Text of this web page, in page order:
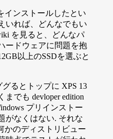
インストールしたとい
いれば、どんなでもい
を見ると、どんなパ
ードウェアに問題を抱
以上のSSDを選ぶと
グるとトップに XPS 13
でも devloper edition
プリインストー
がなくはない. それな
かのディストリビュー